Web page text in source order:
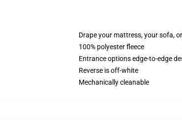
Drape your mattress, your sofa,
100% polyester fleece
Entrance options edge-to-edge
Reverse is off-white
Mechanically cleanable